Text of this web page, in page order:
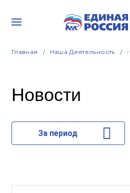
Главная Наша Деятельность
Новости
За период